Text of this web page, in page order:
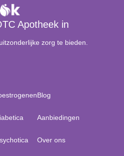
Apotheek in
zorg te bieden.
Blog
Aanbiedingen
Over ons